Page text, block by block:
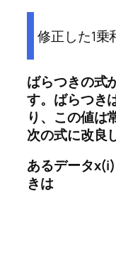
修正した1乗
ばらつきの式
す。 ばらつき
り、この値は
次の式に改良
あるデータ
きは